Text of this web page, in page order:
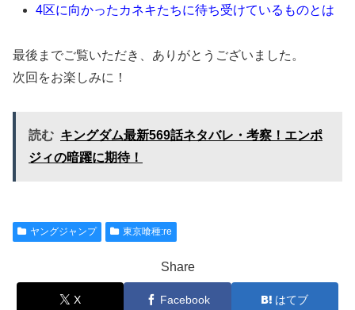
4区に向かったカネキたちに待ち受けているものとは
最後までご覧いただき、ありがとうございました。
次回をお楽しみに！
読む キングダム最新569話ネタバレ・考察！エンポ
ジィの暗躍に期待！
ヤングジャンプ 東京喰種:re
Share
X Facebook はてブ